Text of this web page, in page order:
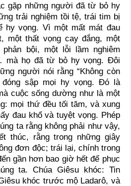
gặp những người đã từ bỏ hy
trải nghiệm tồi tệ, trái tim bị
hy vọng. Vì một mất mát đau
một thất vọng cay đắng, một
bội, một lỗi lầm nghiêm
mà họ đã từ bỏ hy vọng. Đôi
người nói rằng “Không còn
sập mọi hy vọng. Đó là
cuộc sống dường như là một
mọi thứ đều tối tăm, và xung
đau khổ và tuyệt vọng. Phép
ta rằng không phải như vậy,
thúc, rằng trong những giây
đơn độc; trái lại, chính trong
gần hơn bao giờ hết để phục
ta. Chúa Giêsu khóc: Tin
khóc trước mộ Ladarô, và